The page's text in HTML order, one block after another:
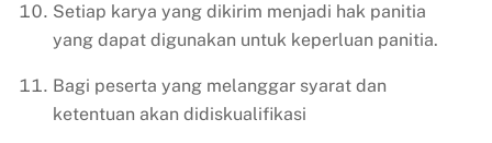
Setiap karya yang dikirim menjadi hak panitia
yang dapat digunakan untuk keperluan panitia.
Bagi peserta yang melanggar syarat dan
ketentuan akan didiskualifikasi